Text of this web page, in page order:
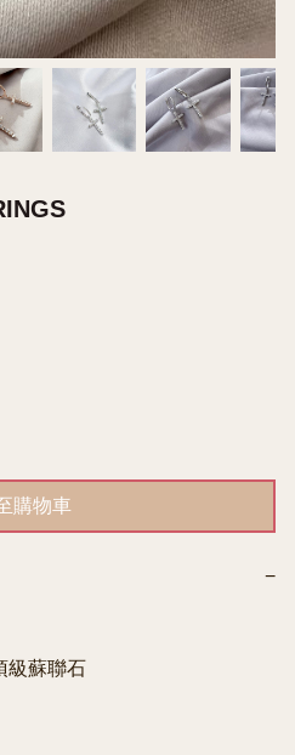
購物車
−
級蘇聯石